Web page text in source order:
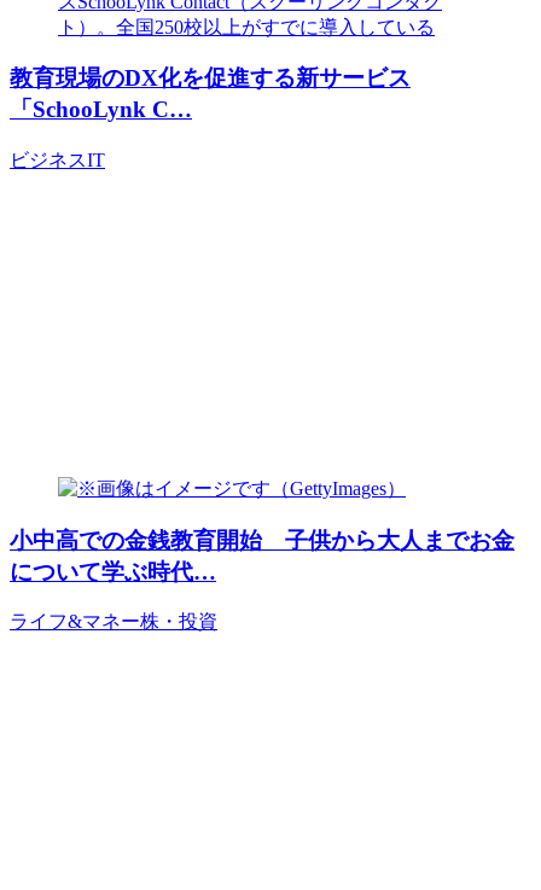
教育現場のDX化を促進する新サービス
「SchooLynk C…
ビジネスIT
小中高での金銭教育開始 子供から大人までお金
について学ぶ時代…
ライフ&マネー株・投資